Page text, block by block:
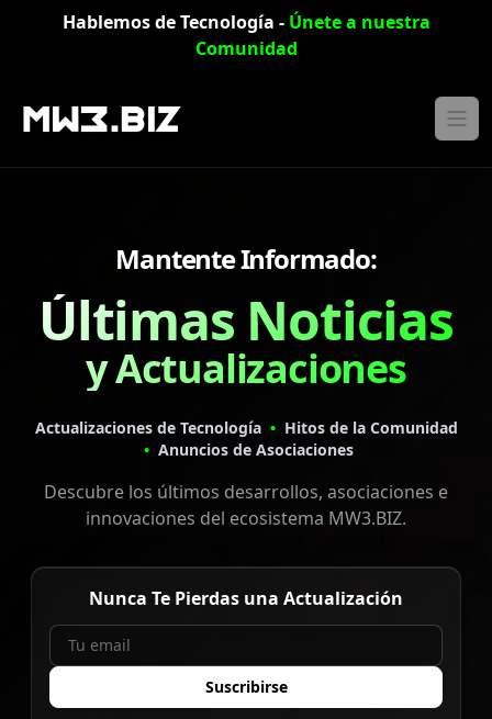
Skip to main content
Hablemos de Tecnología - Únete a nuestra
Comunidad
Hablemos de Tecnología - Únete a nuestra
Comunidad
Mantente Informado:
Últimas Noticias
y Actualizaciones
Actualizaciones de Tecnología • Hitos de la Comunidad
• Anuncios de Asociaciones
Descubre los últimos desarrollos, asociaciones e
innovaciones del ecosistema MW3.BIZ.
Nunca Te Pierdas una Actualización
Suscribirse